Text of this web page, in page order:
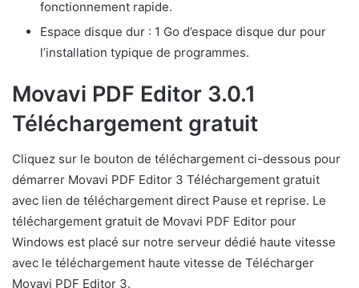
fonctionnement rapide.
Espace disque dur : 1 Go d’espace disque dur pour
l’installation typique de programmes.
Movavi PDF Editor 3.0.1
Téléchargement gratuit
Cliquez sur le bouton de téléchargement ci-dessous pour
démarrer Movavi PDF Editor 3 Téléchargement gratuit
avec lien de téléchargement direct Pause et reprise. Le
téléchargement gratuit de Movavi PDF Editor pour
Windows est placé sur notre serveur dédié haute vitesse
avec le téléchargement haute vitesse de Télécharger
Movavi PDF Editor 3.